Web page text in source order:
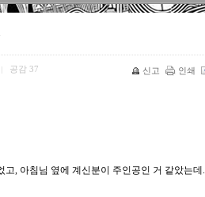
공감 37 신고 인쇄
고, 아침님 옆에 계신분이 주인공인 거 같았는데.